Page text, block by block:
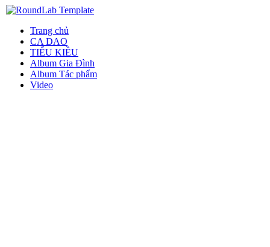
Trang chủ
CA DAO
TIỂU KIỀU
Album Gia Đình
Album Tác phẩm
Video